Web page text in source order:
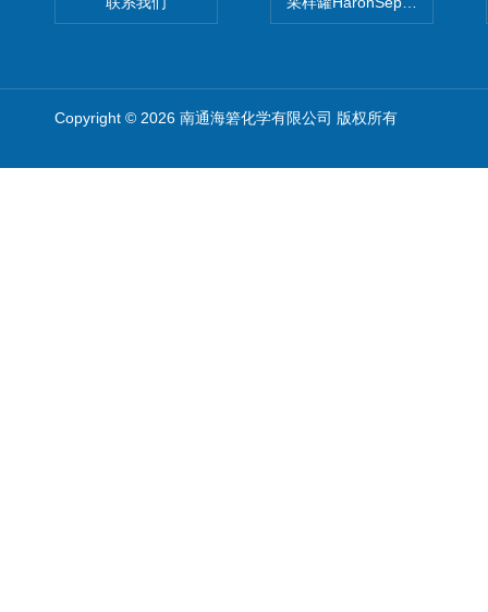
Copyright © 2026 南通海箬化学有限公司 版权所有